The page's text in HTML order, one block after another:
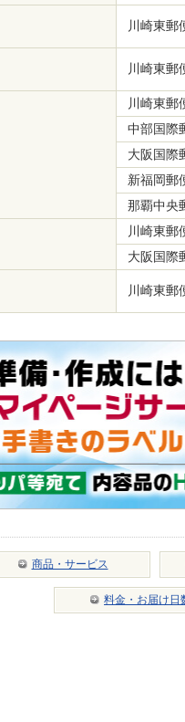
川崎東郵
川崎東郵
川崎東郵
中部国際
大阪国際
新福岡郵
那覇中央
川崎東郵
大阪国際
川崎東郵
商品・サービス
料金・お届け日